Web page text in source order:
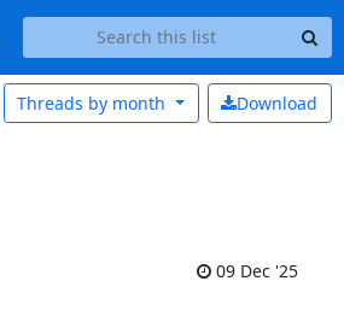
Download
Threads by month
09 Dec '25